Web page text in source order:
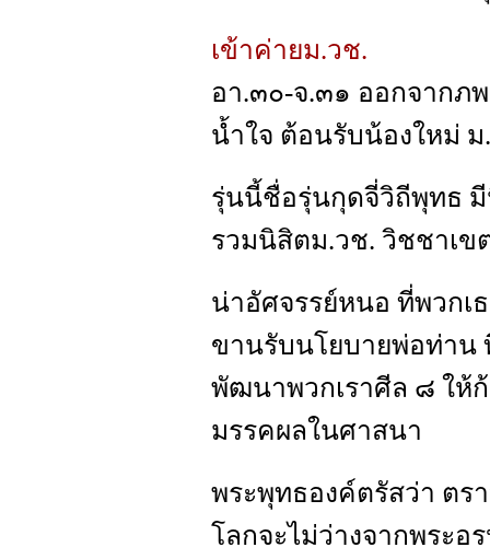
เข้าค่ายม.วช.
อา.๓๐-จ.๓๑ ออกจากภ
น้ำใจ ต้อนรับน้องใหม่
รุ่นนี้ชื่อรุ่นกุดจี่วิถีพุทธ
รวมนิสิตม.วช. วิชชาเ
น่าอัศจรรย์หนอ ที่พวก
ขานรับนโยบายพ่อท่าน
พัฒนาพวกเราศีล ๘ ให้
มรรคผลในศาสนา
พระพุทธองค์ตรัสว่า ต
โลกจะไม่ว่างจากพระอ